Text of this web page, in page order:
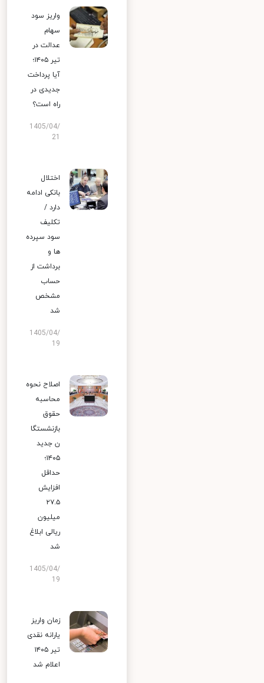
واریز سود
سهام
عدالت در
تیر ۱۴۰۵؛
آیا پرداخت
جدیدی در
راه است؟
1405/04/
اختلال
بانکی ادامه
دارد /
تکلیف
سود سپرده
ها و
برداشت از
حساب
مشخص
شد
1405/04/
19
اصلاح نحوه
محاسبه
حقوق
بازنشستگا
ن جدید
۱۴۰۵؛
حداقل
افزایش
۲۷.۵
میلیون
ریالی ابلاغ
شد
1405/04/
19
زمان واریز
یارانه نقدی
تیر ۱۴۰۵
اعلام شد